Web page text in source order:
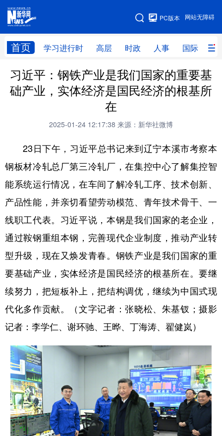
网站无障碍
PC版本
首页 学习进行时 高层 时政 人事 国际 财
网站地图
学习进行时 高层 时政 人事
国际 财经 网评 港澳
法律 中央文件 金融 汽车
食品 人居 信息化 数字经济
学术中国 乡村振兴 银龄 溯源中国
城市 旅游 能源 会展
一带一路
文化产业
地方频道
北京 河北 山西
辽宁 上海 江苏
浙江 安徽 江西
习近平：钢铁产业是我们国家的重要基
础产业，实体经济是国民经济的根基所
在
2025-01-24 12:17:38 来源：新华社微博
23日下午，习近平总书记来到辽宁本溪市考察本
钢板材冷轧总厂第三冷轧厂，在集控中心了解集控智
能系统运行情况，在车间了解冷轧工序、技术创新、
产品性能，并亲切看望劳动模范、青年技术骨干、一
线职工代表。习近平说，本钢是我们国家的老企业，
通过鞍钢重组本钢，完善现代企业制度，推动产业转
型升级，现在又焕发青春。钢铁产业是我们国家的重
要基础产业，实体经济是国民经济的根基所在。要继
续努力，把短板补上，把结构调优，继续为中国式现
代化多作贡献。（文字记者：张晓松、朱基钗；摄影
记者：李学仁、谢环驰、王晔、丁海涛、翟健岚）